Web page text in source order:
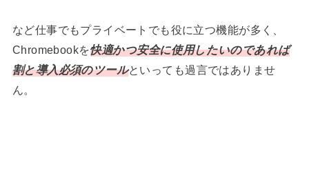
など仕事でもプライベートでも役に立つ機能が多く、
Chromebookを快適かつ安全に使用したいのであれば
割と導入必須のツールといっても過言ではありませ
ん。